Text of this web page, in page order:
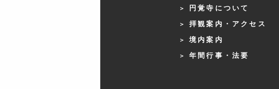
円覚寺について
拝観案内・アクセス
境内案内
年間行事・法要